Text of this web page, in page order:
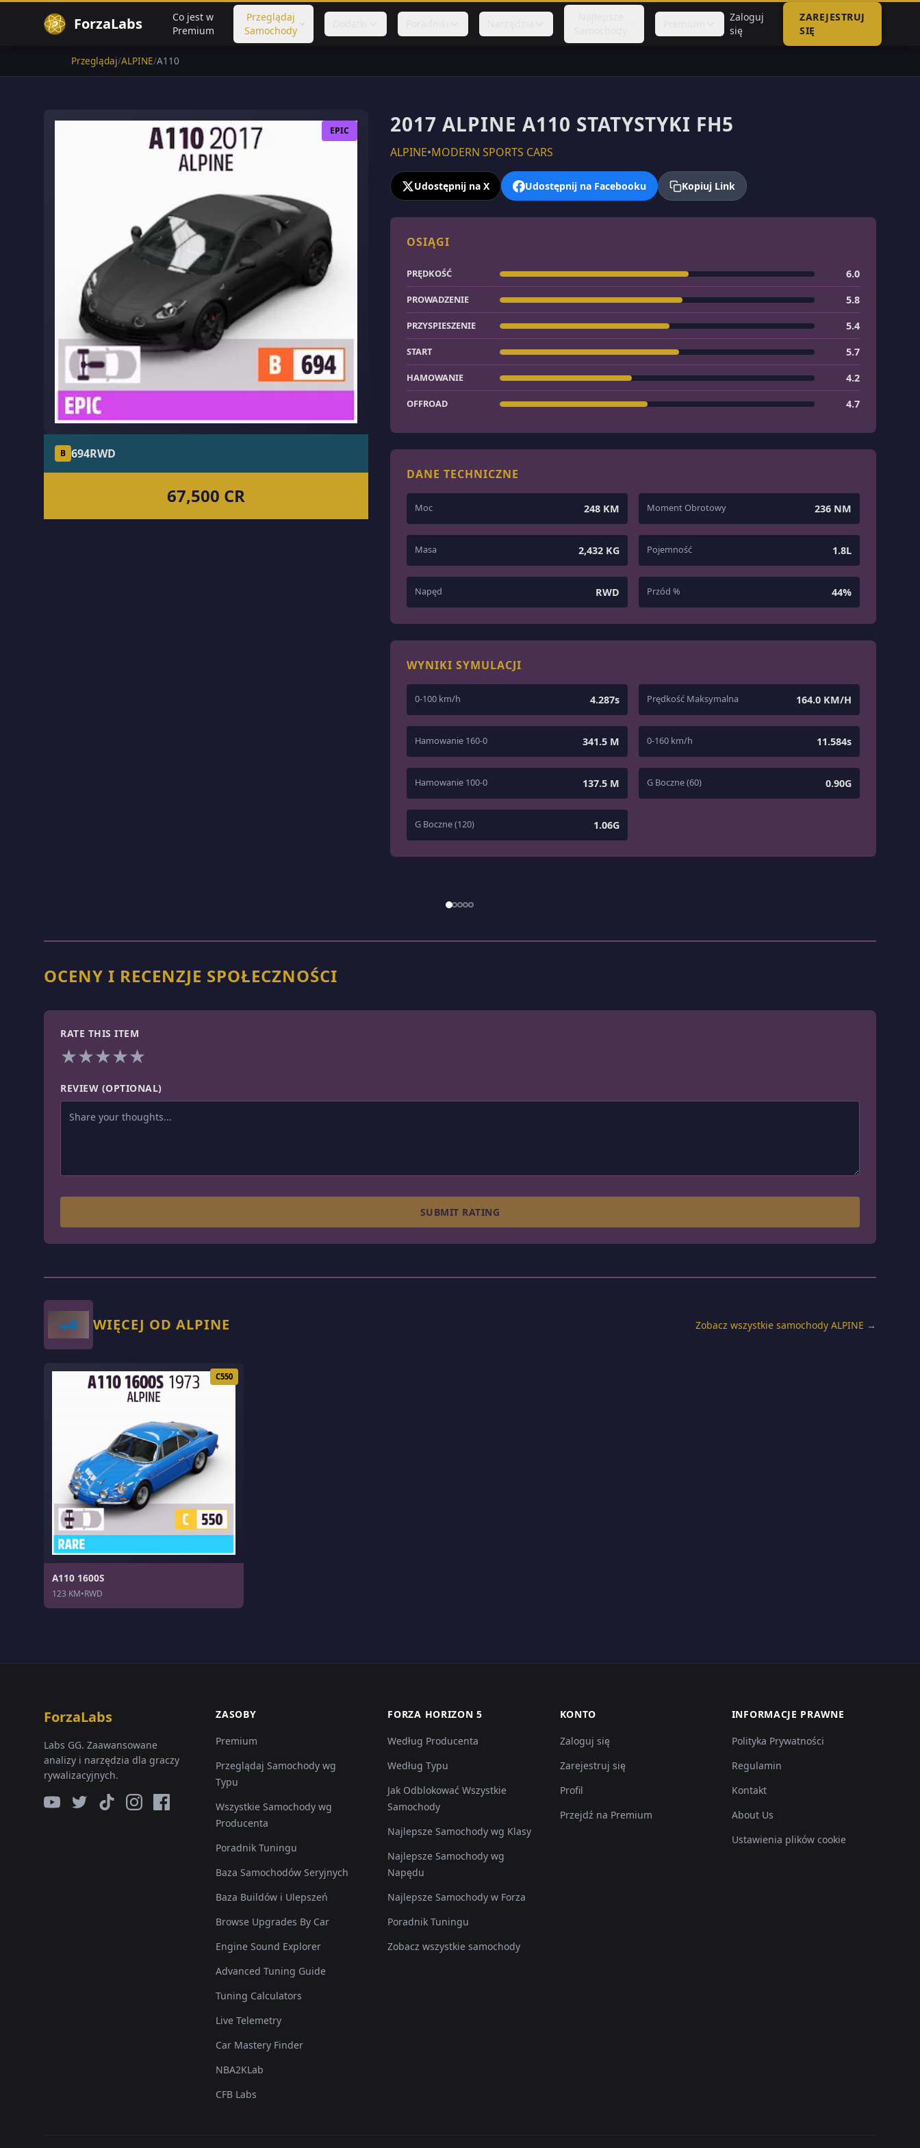
ForzaLabs
Co jest w
Premium
Przeglądaj
Samochody
Zaloguj
się
ZAREJESTRUJ
SIĘ
Przeglądaj/ALPINE/A110
EPIC
B 694RWD
67,500 CR
2017 ALPINE A110 STATYSTYKI FH5
ALPINE•MODERN SPORTS CARS
Udostępnij na X Udostępnij na Facebooku Kopiuj Link
OSIĄGI
PRĘDKOŚĆ 6.0
PROWADZENIE 5.8
PRZYSPIESZENIE 5.4
START 5.7
HAMOWANIE 4.2
OFFROAD 4.7
DANE TECHNICZNE
Moc 248 KM Moment Obrotowy 236 NM
Masa 2,432 KG Pojemność 1.8L
Napęd RWD Przód % 44%
WYNIKI SYMULACJI
0-100 km/h 4.287s Prędkość Maksymalna 164.0 KM/H
Hamowanie 160-0 341.5 M 0-160 km/h 11.584s
Hamowanie 100-0 137.5 M G Boczne (60) 0.90G
G Boczne (120) 1.06G
OCENY I RECENZJE SPOŁECZNOŚCI
RATE THIS ITEM
★★★★★
REVIEW (OPTIONAL)
SUBMIT RATING
WIĘCEJ OD ALPINE Zobacz wszystkie samochody ALPINE →
C550
A110 1600S
123 KM•RWD
ForzaLabs
Labs GG. Zaawansowane
analizy i narzędzia dla graczy
rywalizacyjnych.
ZASOBY
Premium
Przeglądaj Samochody wg
Typu
Wszystkie Samochody wg
Producenta
Poradnik Tuningu
Baza Samochodów Seryjnych
Baza Buildów i Ulepszeń
Browse Upgrades By Car
Engine Sound Explorer
Advanced Tuning Guide
Tuning Calculators
Live Telemetry
Car Mastery Finder
NBA2KLab
CFB Labs
FORZA HORIZON 5
Według Producenta
Według Typu
Jak Odblokować Wszystkie
Samochody
Najlepsze Samochody wg Klasy
Najlepsze Samochody wg
Napędu
Najlepsze Samochody w Forza
Poradnik Tuningu
Zobacz wszystkie samochody
KONTO
Zaloguj się
Zarejestruj się
Profil
Przejdź na Premium
INFORMACJE PRAWNE
Polityka Prywatności
Regulamin
Kontakt
About Us
Ustawienia plików cookie